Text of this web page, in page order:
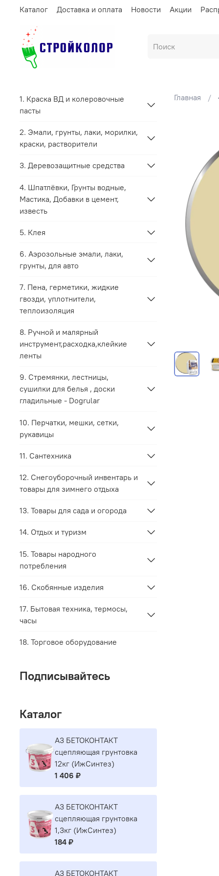
Каталог Доставка и оплата Новости Акции
Главная
1. Краска ВД и колеровочные
пасты
2. Эмали, грунты, лаки, морилки,
краски, растворители
3. Деревозащитные средства
4. Шпатлёвки, Грунты водные,
Мастика, Добавки в цемент,
известь
5. Клея
6. Аэрозольные эмали, лаки,
грунты, для авто
7. Пена, герметики, жидкие
гвозди, уплотнители,
теплоизоляция
8. Ручной и малярный
инструмент,расходка,клейкие
ленты
9. Стремянки, лестницы,
сушилки для белья , доски
гладильные - Dogrular
10. Перчатки, мешки, сетки,
рукавицы
11. Сантехника
12. Снегоуборочный инвентарь и
товары для зимнего отдыха
13. Товары для сада и огорода
14. Отдых и туризм
15. Товары народного
потребления
16. Скобянные изделия
17. Бытовая техника, термосы,
часы
18. Торговое оборудование
Подписывайтесь
Каталог
A3 БЕТОКОНТАКТ
сцепляющая грунтовка
12кг (ИжСинтез)
1 406 ₽
A3 БЕТОКОНТАКТ
сцепляющая грунтовка
1,3кг (ИжСинтез)
184 ₽
A3 БЕТОКОНТАКТ